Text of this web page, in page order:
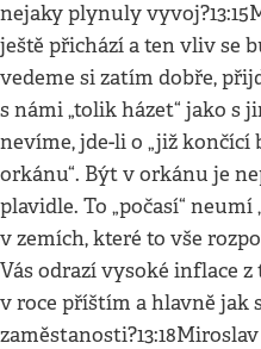
nejaky plynuly
ještě přichází a ten vliv se
vedeme si zatím dobře,
s námi „tolik házet“ jako s
nevíme, jde-li o „již končící
orkánu“. Být v orkánu je
plavidle. To „počasí“
v zemích, které to vše
Vás odrazí vysoké inflace
v roce příštím a hlavně jak